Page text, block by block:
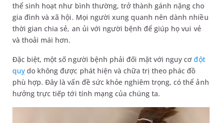
thể sinh hoạt như bình thường, trở thành gánh nặng cho
gia đình và xã hội. Mọi người xung quanh nên dành nhiều
thời gian chia sẻ, an ủi với người bệnh để giúp họ vui vẻ
và thoải mái hơn.
Đặc biệt, một số người bệnh phải đối mặt với nguy cơđột
quỵ do không được phát hiện và chữa trị theo phác đồ
phù hợp. Đây là vấn đề sức khỏe nghiêm trọng, có thể ảnh
hưởng trực tiếp tới tính mạng của chúng ta.